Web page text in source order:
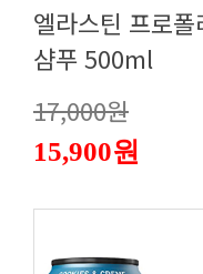
샴푸 500ml
17,000원
15,900원